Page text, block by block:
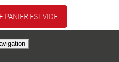
PANIER EST VIDE.